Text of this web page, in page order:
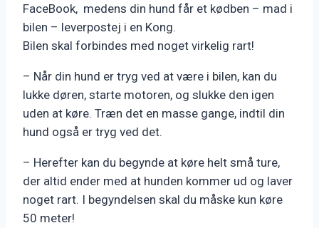
FaceBook, medens din hund får et kødben – mad i
bilen – leverpostej i en Kong.
Bilen skal forbindes med noget virkelig rart!
– Når din hund er tryg ved at være i bilen, kan du
lukke døren, starte motoren, og slukke den igen
uden at køre. Træn det en masse gange, indtil din
hund også er tryg ved det.
– Herefter kan du begynde at køre helt små ture,
der altid ender med at hunden kommer ud og laver
noget rart. I begyndelsen skal du måske kun køre
50 meter!